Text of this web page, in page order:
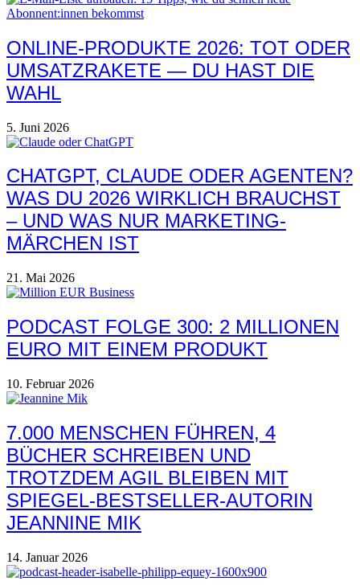
ONLINE-PRODUKTE 2026: TOT ODER
UMSATZRAKETE — DU HAST DIE
WAHL
5. Juni 2026
CHATGPT, CLAUDE ODER AGENTEN?
WAS DU 2026 WIRKLICH BRAUCHST
– UND WAS NUR MARKETING-
MÄRCHEN IST
21. Mai 2026
PODCAST FOLGE 300: 2 MILLIONEN
EURO MIT EINEM PRODUKT
10. Februar 2026
7.000 MENSCHEN FÜHREN, 4
BÜCHER SCHREIBEN UND
TROTZDEM AGIL BLEIBEN MIT
SPIEGEL-BESTSELLER-AUTORIN
JEANNINE MIK
14. Januar 2026